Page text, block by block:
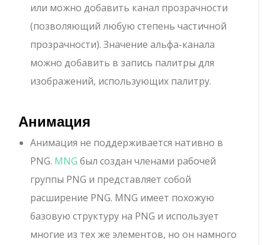
или можно добавить канал прозрачности
(позволяющий любую степень частичной
прозрачности). Значение альфа-канала
можно добавить в запись палитры для
изображений, использующих палитру.
Анимация
Анимация не поддерживается нативно в
PNG. MNG был создан членами рабочей
группы PNG и представляет собой
расширение PNG. MNG имеет похожую
базовую структуру на PNG и использует
многие из тех же элементов, но он намного